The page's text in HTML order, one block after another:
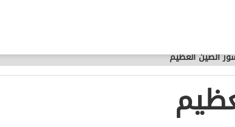
الصين العظيم